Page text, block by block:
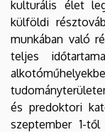
kulturális élet
külföldi
munkában való
teljes
és predoktori
szeptember 1-